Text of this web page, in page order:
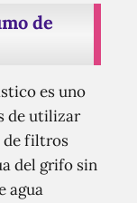
de
es uno
de utilizar
de filtros
del grifo sin
agua